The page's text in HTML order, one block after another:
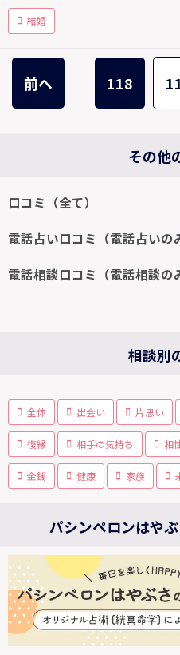
結婚
前へ 118
その他
口コミ（全て）
電話占い口コミ（電話占いの
電話相談口コミ（電話相談の
相談別
全体 出会い 片思い
復縁 相手の気持ち 相
金銭 健康 家族
パシンペロンはや